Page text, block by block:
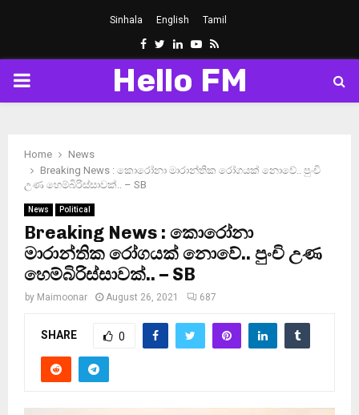
Sinhala English Tamil
Facebook
Twitter
LinkedinYoutube
Rss
PRIMARY
Hello FM
Home
News
Breaking News : කොරෝනා මාරාන්තික රෝගයක් නොවේ.. පුංචි
උණ හෙම්බිරිස්සාවක්.. – SB
News Political
Breaking News : කොරෝනා
මාරාන්තික රෝගයක් නොවේ.. පුංචි උණ
හෙම්බිරිස්සාවක්.. – SB
by Maimoonar August 26, 2021 687
SHARE 0